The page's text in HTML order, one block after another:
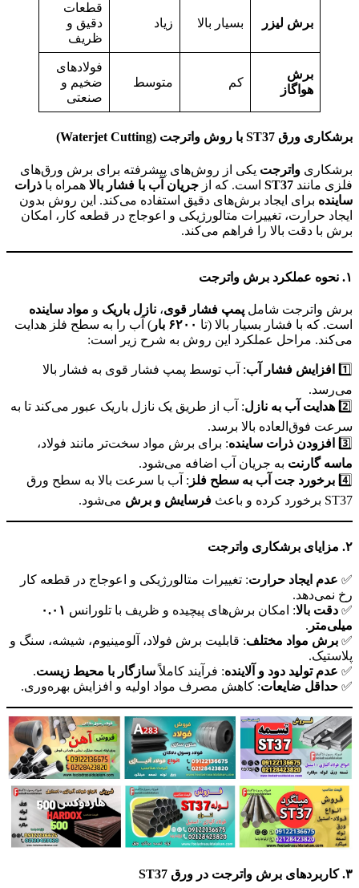
برش لیزر بسیار بالا زیاد
قطعات
دقیق و
ظریف
برش
هواگاز
کم متوسط
فولادهای
ضخیم و
صنعتی
برشکاری ورق (Waterjet Cutting)
برشکاری واترجت یکی از روش‌های پیشرفته برای برش ورق‌های
فلزی مانند ST37 است. که از جریان آب با فشار بالا همراه با ذرات
ساینده برای ایجاد برش‌های دقیق استفاده می‌کند. این روش بدون
ایجاد حرارت، تغییرات متالورژیکی و اعوجاج در قطعه کار، امکان
برش با دقت بالا را فراهم می‌کند.
۱. نحوه عملکرد برش واترجت
برش واترجت شامل پمپ فشار قوی، نازل باریک و مواد ساینده
است. که با فشار بسیار بالا (تا ۶۲۰۰ بار
) آب را به سطح فلز هدایت
می‌کند. مراحل عملکرد این روش به شرح زیر است:
1️⃣ افزایش فشار آب: آب توسط پمپ فشار قوی به فشار بالا
می‌رسد.
2️⃣ هدایت آب به نازل: آب از طریق یک نازل باریک عبور می‌کند تا به
سرعت فوق‌العاده بالا برسد.
3️⃣
افزودن ذرات ساینده: برای برش مواد سخت‌تر مانند فولاد،
ماسه گارنت به جریان آب اضافه می‌شود.
4️⃣ برخورد جت آب به سطح فلز : آب با سرعت بالا به سطح ورق
ST37 برخورد کرده و باعث
فرسایش و برش می‌شود.
۲. مزایای برشکاری واترجت
✅ عدم ایجاد حرارت: تغییرات متالورژیکی و اعوجاج در قطعه کار
رخ نمی‌دهد.
✅ دقت بالا: امکان برش‌های پیچیده و ظریف با تلورانس ۰.۰۱
میلی‌متر .
✅ برش مواد مختلف: قابلیت برش فولاد، آلومینیوم، شیشه، سنگ و
پلاستیک.
✅ عدم تولید دود و آلاینده: فرآیند کاملاًسازگار با محیط زیست.
✅ حداقل ضایعات: کاهش مصرف مواد اولیه و افزایش بهره‌وری.
۳. کاربردهای برش واترجت در ورق